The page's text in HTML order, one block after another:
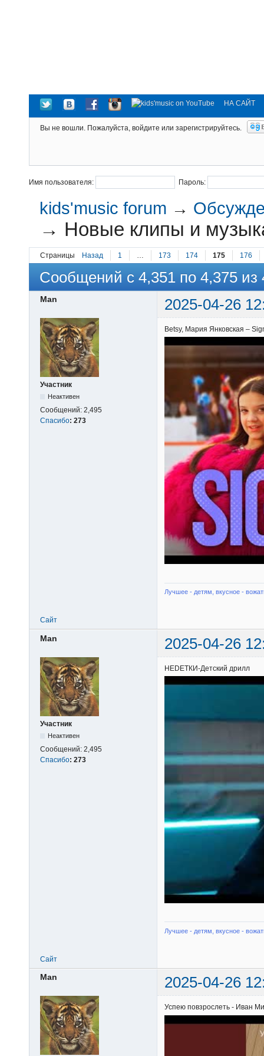
НА САЙТ
Вы не вошли. Пожалуйста, войдите или зарегистрируйтесь.
Имя пользователя: Пароль:
kids'music forum →
→ Новые клипы и
Страницы Назад 1 … 173 174 175 176
Сообщений с 4,351 по 4,375 из
Man 2025-04-26
Участник
Неактивен
Сообщений: 2,495
Спасибо: 273
Betsy, Мария Янковская –
Лучшее - детям, вкусное -
Сайт
Man 2025-04-26
Участник
Неактивен
Сообщений: 2,495
Спасибо: 273
НЕDЕТКИ-Детский дрилл
Лучшее - детям, вкусное -
Сайт
Man 2025-04-26
Успею повзрослеть - Иван